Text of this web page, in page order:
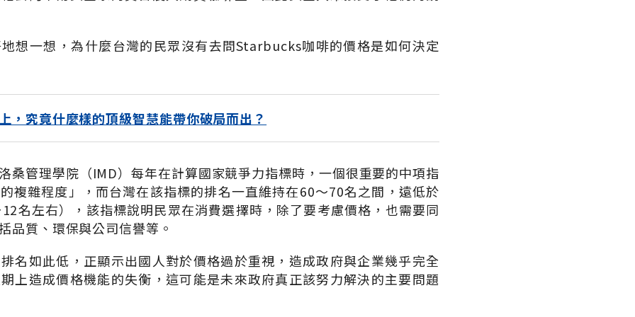
想一想，為什麼台灣的民眾沒有去問Starbucks咖啡的價格是如何決定
，究竟什麼樣的頂級智慧能帶你破局而出？
桑管理學院（IMD）每年在計算國家競爭力指標時，一個很重要的中項指
複雜程度」，而台灣在該指標的排名一直維持在60～70名之間，遠低於
名左右），該指標說明民眾在消費選擇時，除了要考慮價格，也需要同
品質、環保與公司信譽等。
名如此低，正顯示出國人對於價格過於重視，造成政府與企業幾乎完全
上造成價格機能的失衡，這可能是未來政府真正該努力解決的主要問題